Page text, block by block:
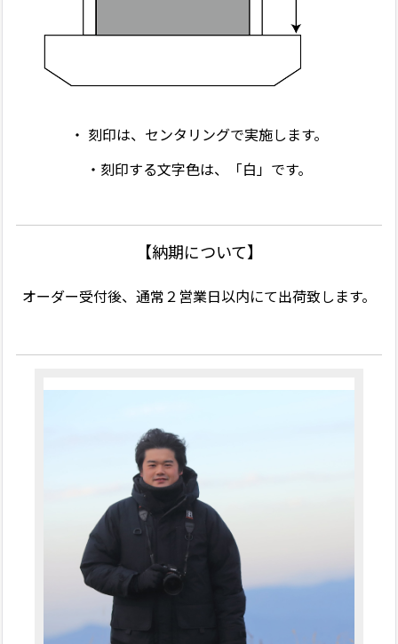
・ 刻印は、センタリングで実施します。
・刻印する文字色は、「白」です。
【納期について】
オーダー受付後、通常２営業日以内にて出荷致します。